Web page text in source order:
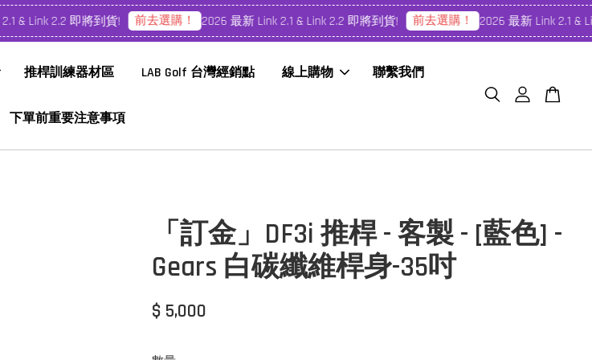
Link 2.2 即將到貨! 前去選購！ 2026 最新 Link 2.1 & Link 2.2 即將到貨! 前去選購！ 2026 最新 Link 2.1 &
推桿訓練器材區 LAB Golf 台灣經銷點 線上購物 聯繫我們
下單前重要注意事項
「訂金」DF3i 推桿 - 客製 - [藍色] -
Gears 白碳纖維桿身-35吋
$ 5,000